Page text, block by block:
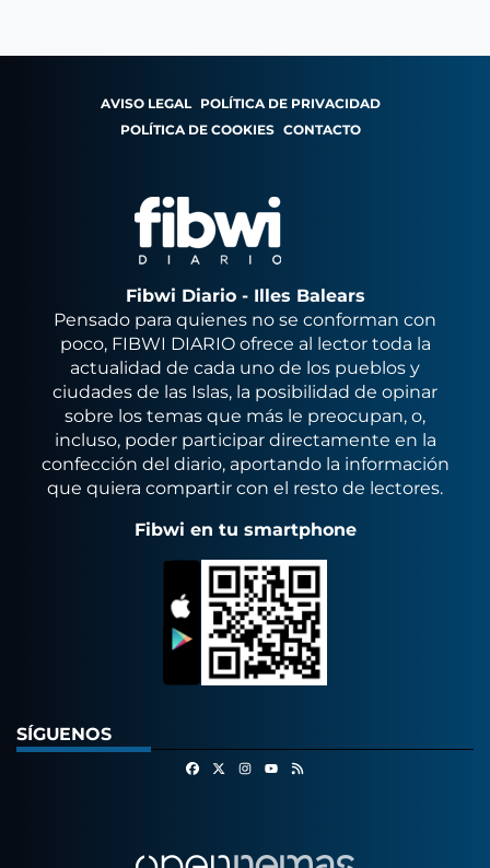
AVISO LEGAL POLÍTICA DE PRIVACIDAD
POLÍTICA DE COOKIES CONTACTO
Fibwi Diario - Illes Balears
Pensado para quienes no se conforman con
poco, FIBWI DIARIO ofrece al lector toda la
actualidad de cada uno de los pueblos y
ciudades de las Islas, la posibilidad de opinar
sobre los temas que más le preocupan, o,
incluso, poder participar directamente en la
confección del diario, aportando la información
que quiera compartir con el resto de lectores.
Fibwi en tu smartphone
SÍGUENOS
FacebookInstagram